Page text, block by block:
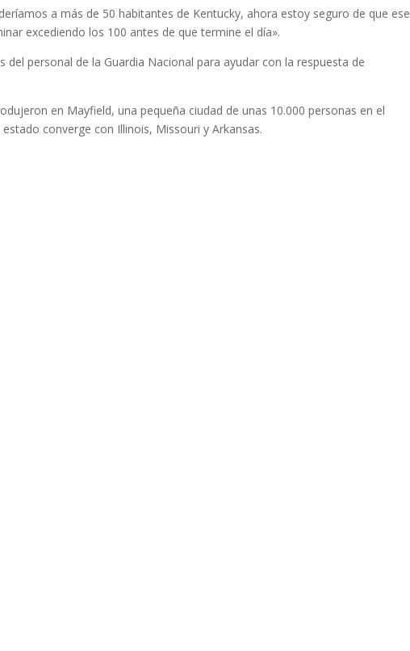
a más de 50 habitantes de Kentucky, ahora estoy seguro de que ese
excediendo los 100 antes de que termine el día».
personal de la Guardia Nacional para ayudar con la respuesta de
en Mayfield, una pequeña ciudad de unas 10.000 personas en el
converge con Illinois, Missouri y Arkansas.